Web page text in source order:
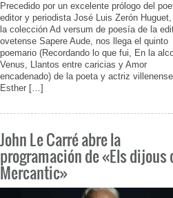
Precedido por un excelente prólogo del
editor y periodista José Luis Zerón
la colección Ad versum de poesía de la
ovetense Sapere Aude, nos llega el quinto
poemario (Recordando lo que fui, En la
Venus, Llantos entre caricias y Amor
encadenado) de la poeta y actriz villenense
Esther […]
John Le Carré abre la
programación de «Els dijous
Mercantic»